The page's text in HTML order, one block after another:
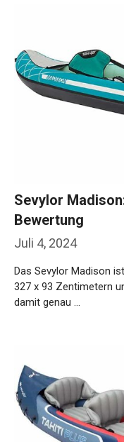
Juli 4, 2024
Sevylor
Bewertung
Das Sevylor Madison
327 x 93 Zentimetern
damit genau …